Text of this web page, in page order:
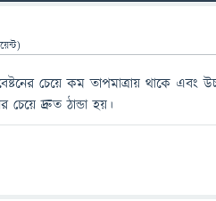
চেয়ে কম তাপমাত্রায় থাকে এবং
দ্রুত ঠান্ডা হয়।